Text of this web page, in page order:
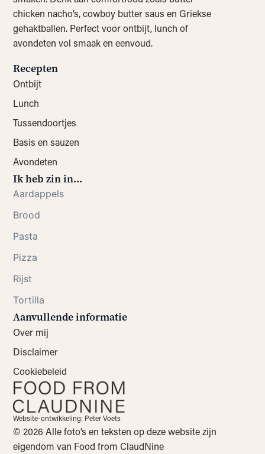
chicken nacho’s, cowboy butter saus en Griekse
gehaktballen. Perfect voor ontbijt, lunch of
avondeten vol smaak en eenvoud.
Recepten
Ontbijt
Lunch
Tussendoortjes
Basis en sauzen
Avondeten
Ik heb zin in...
Aardappels
Brood
Pasta
Pizza
Rijst
Tortilla
Aanvullende informatie
Over mij
Disclaimer
Cookiebeleid
Website-ontwikkeling: Peter Voets
© 2026 Alle foto’s en teksten op deze website zijn
eigendom van Food from ClaudNine